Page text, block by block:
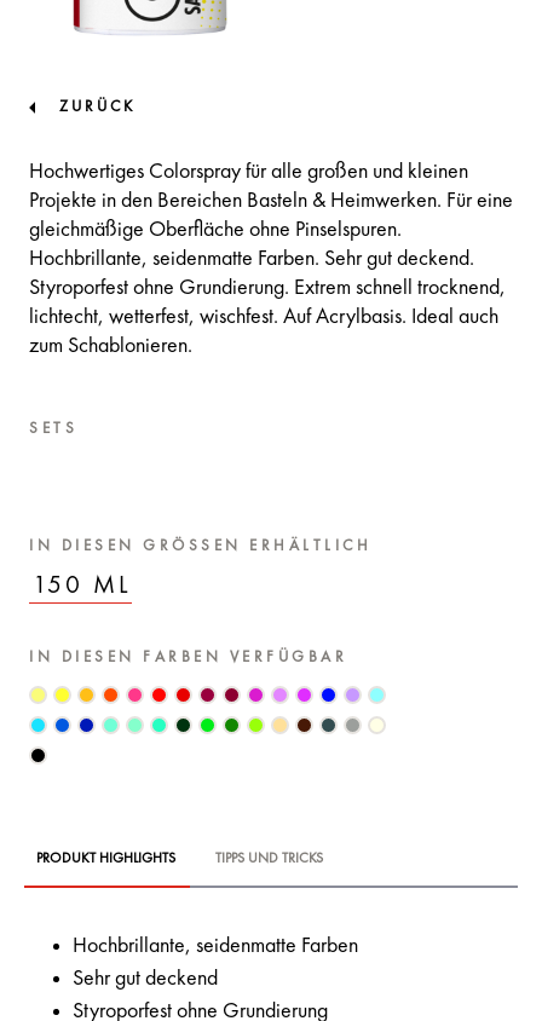
ZURÜCK
Hochwertiges Colorspray für alle großen und kleinen
Projekte in den Bereichen Basteln & Heimwerken. Für eine
gleichmäßige Oberfläche ohne Pinselspuren.
Hochbrillante, seidenmatte Farben. Sehr gut deckend.
Styroporfest ohne Grundierung. Extrem schnell trocknend,
lichtecht, wetterfest, wischfest. Auf Acrylbasis. Ideal auch
zum Schablonieren.
SETS
IN DIESEN GRÖSSEN ERHÄLTLICH
150 ML
IN DIESEN FARBEN VERFÜGBAR
PRODUKT HIGHLIGHTS TIPPS UND TRICKS
Hochbrillante, seidenmatte Farben
Sehr gut deckend
Styroporfest ohne Grundierung